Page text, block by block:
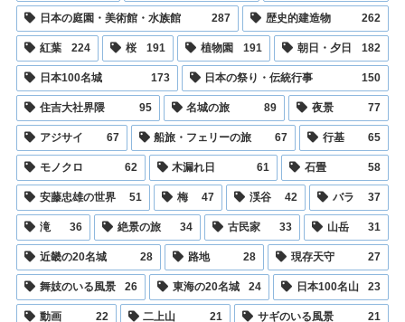
日本の庭園・美術館・水族館 287 歴史的建造物 262
紅葉 224 桜 191 植物園 191 朝日・夕日 182
日本100名城 173 日本の祭り・伝統行事 150
住吉大社界隈 95 名城の旅 89 夜景 77
アジサイ 67 船旅・フェリーの旅 67 行基 65
モノクロ 62 木漏れ日 61 石畳 58
安藤忠雄の世界 51 梅 47 渓谷 42 バラ 37
滝 36 絶景の旅 34 古民家 33 山岳 31
近畿の20名城 28 路地 28 現存天守 27
舞妓のいる風景 26 東海の20名城 24 日本100名山 23
動画 22 二上山 21 サギのいる風景 21